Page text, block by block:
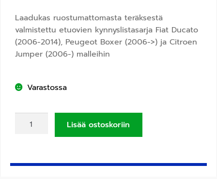
Laadukas ruostumattomasta teräksestä
valmistettu etuovien kynnyslistasarja Fiat Ducato
(2006-2014), Peugeot Boxer (2006->) ja Citroen
Jumper (2006-) malleihin
Varastossa
Lisää ostoskoriin